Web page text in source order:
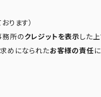
ります）
務所のクレジットを表示した上
めになられたお客様の責任